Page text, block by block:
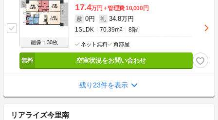
画像：30枚
17.4万円 管理費10,000円
敷 0円 礼 34.8万円
1SLDK 70.39m2 8階
ネット無料 角部屋
空室状況をお問い合わせ
残り23件を表示
リアライズ今里南